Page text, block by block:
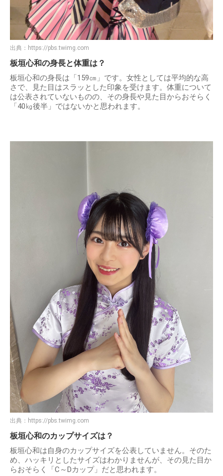
出典： https://pbs.twimg.com
板垣心和の身長と体重は？
板垣心和の身長は「159㎝」です。女性としては平均的な高
さで、見た目はスラッとした印象を受けます。体重について
は公表されていないものの、その身長や見た目からおそらく
「40㎏後半」ではないかと思われます。
出典： https://pbs.twimg.com
板垣心和のカップサイズは？
板垣心和は自身のカップサイズを公表していません。そのた
め、ハッキリとしたサイズはわかりませんが、その見た目か
らおそらく「C～Dカップ」だと思われます。